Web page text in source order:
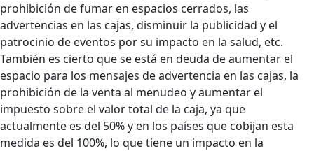
prohibición de fumar en espacios cerrados, las
advertencias en las cajas, disminuir la publicidad y el
patrocinio de eventos por su impacto en la salud, etc.
También es cierto que se está en deuda de aumentar el
espacio para los mensajes de advertencia en las cajas, la
prohibición de la venta al menudeo y aumentar el
impuesto sobre el valor total de la caja, ya que
actualmente es del 50% y en los países que cobijan esta
medida es del 100%, lo que tiene un impacto en la